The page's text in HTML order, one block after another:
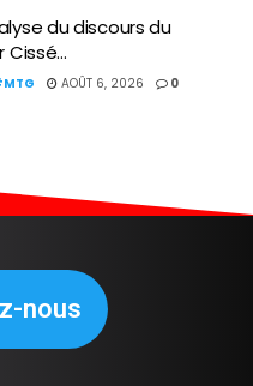
du discours du
Cissé…
AOÛT 6, 2026 0
nous